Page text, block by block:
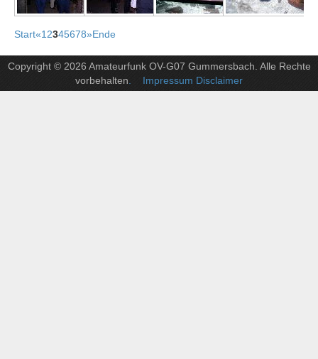
Start«1 2345678»Ende
Copyright © 2026 Amateurfunk OV-G07 Gummersbach. Alle Rechte
vorbehalten . Impressum Disclaimer